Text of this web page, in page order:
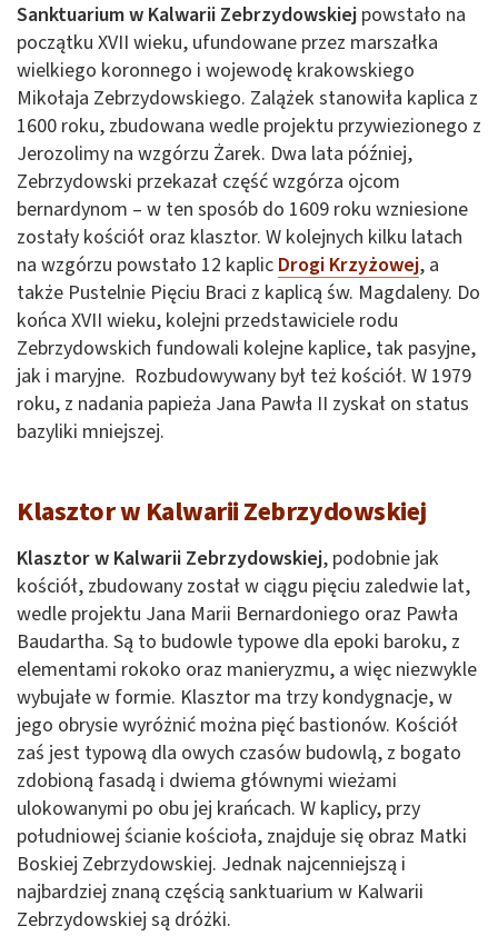
Sanktuarium w Kalwarii Zebrzydowskiej powstało na
początku XVII wieku, ufundowane przez marszałka
wielkiego koronnego i wojewodę krakowskiego
Mikołaja Zebrzydowskiego. Zalążek stanowiła kaplica z
1600 roku, zbudowana wedle projektu przywiezionego z
Jerozolimy na wzgórzu Żarek. Dwa lata później,
Zebrzydowski przekazał część wzgórza ojcom
bernardynom – w ten sposób do 1609 roku wzniesione
zostały kościół oraz klasztor. W kolejnych kilku latach
na wzgórzu powstało 12 kaplic Drogi Krzyżowej, a
także Pustelnie Pięciu Braci z kaplicą św. Magdaleny. Do
końca XVII wieku, kolejni przedstawiciele rodu
Zebrzydowskich fundowali kolejne kaplice, tak pasyjne,
jak i maryjne. Rozbudowywany był też kościół. W 1979
roku, z nadania papieża Jana Pawła II zyskał on status
bazyliki mniejszej.
Klasztor w Kalwarii Zebrzydowskiej
Klasztor w Kalwarii Zebrzydowskiej, podobnie jak
kościół, zbudowany został w ciągu pięciu zaledwie lat,
wedle projektu Jana Marii Bernardoniego oraz Pawła
Baudartha. Są to budowle typowe dla epoki baroku, z
elementami rokoko oraz manieryzmu, a więc niezwykle
wybujałe w formie. Klasztor ma trzy kondygnacje, w
jego obrysie wyróżnić można pięć bastionów. Kościół
zaś jest typową dla owych czasów budowlą, z bogato
zdobioną fasadą i dwiema głównymi wieżami
ulokowanymi po obu jej krańcach. W kaplicy, przy
południowej ścianie kościoła, znajduje się obraz Matki
Boskiej Zebrzydowskiej. Jednak najcenniejszą i
najbardziej znaną częścią sanktuarium w Kalwarii
Zebrzydowskiej są dróżki.